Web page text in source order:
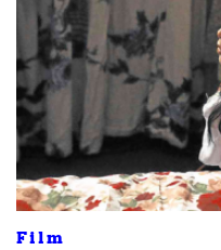
Film
SHARE